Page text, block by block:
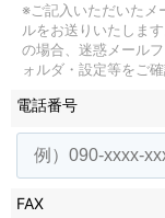
※ご記入いただいたメ
ルをお送りいたします
の場合、迷惑メール
ォルダ・設定等をご確
電話番号
FAX